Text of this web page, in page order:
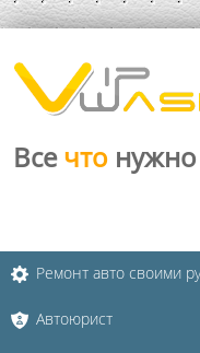
Все что нужно
Ремонт авто своими
Автоюрист